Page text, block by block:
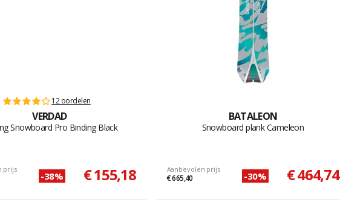
12 oordelen
VERDAD
Snowboard Pro Binding Black
prijs
-38% € 155,18
BATALEON
Snowboard plank Cameleon
Aanbevolen prijs
€ 665,40 -30% € 464,74